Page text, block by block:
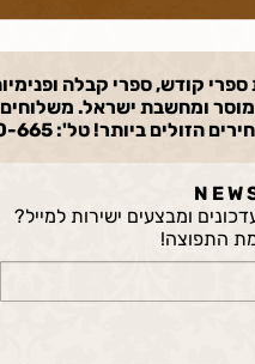
קודש, ספרי קבלה
מוסר ומחשבת ישראל.
הזולים ביותר! טל': 1700-700-665
N E W
ומבצעים ישירות למייל?
התפוצה!